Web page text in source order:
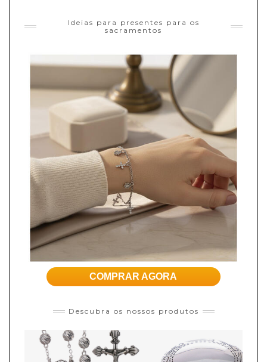
Ideias para presentes para os
sacramentos
COMPRAR AGORA
Descubra os nossos produtos